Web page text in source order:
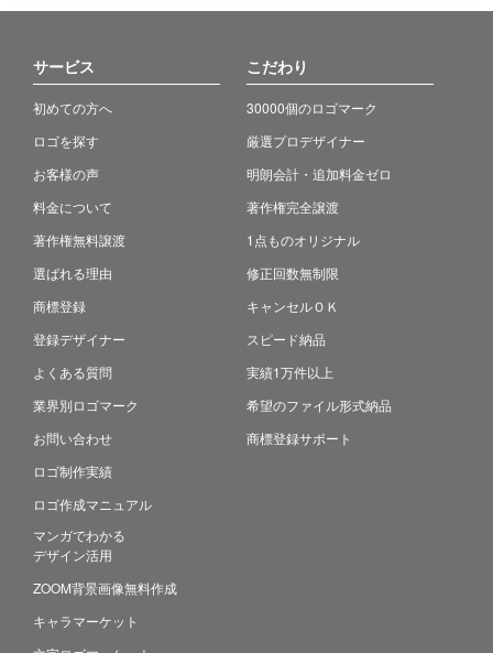
サービス
初めての方へ
ロゴを探す
お客様の声
料金について
著作権無料譲渡
選ばれる理由
商標登録
登録デザイナー
よくある質問
業界別ロゴマーク
お問い合わせ
ロゴ制作実績
ロゴ作成マニュアル
マンガでわかる
デザイン活用
ZOOM背景画像無料作成
キャラマーケット
こだわり
30000個のロゴマーク
厳選プロデザイナー
明朗会計・追加料金ゼロ
著作権完全譲渡
1点ものオリジナル
修正回数無制限
キャンセルＯＫ
スピード納品
実績1万件以上
希望のファイル形式納品
商標登録サポート